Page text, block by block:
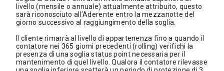
livello (mensile o annuale) attualmente attribuito, questo
sarà riconosciuto all’Aderente entro la mezzanotte del
giorno successivo al raggiungimento della soglia.
Il cliente rimarrà al livello di appartenenza fino a quando il
contatore nei 365 giorni precedenti (rolling) verifichi la
presenza di una soglia status point necessaria per il
mantenimento di quel livello. Qualora il contatore rilevasse